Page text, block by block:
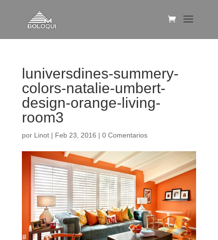
luniversdines-summery-
colors-natalie-umbert-
design-orange-living-
room3
por Linot| Feb 23, 2016 | 0 Comentarios